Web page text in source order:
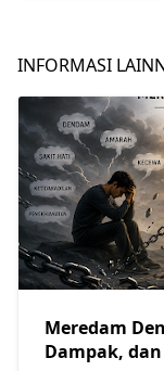
INFORMASI
Meredam
Dampak,